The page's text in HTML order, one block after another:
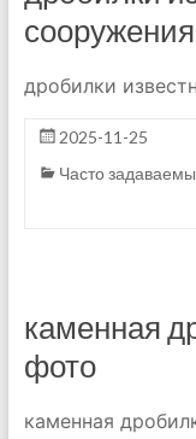
сооружения
дробилки
2025-11-25
Часто
каменная
фото
каменная